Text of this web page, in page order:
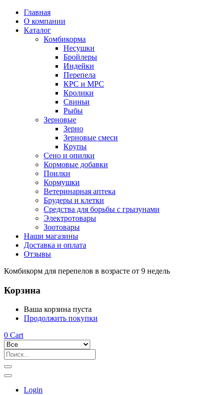
Главная
О компании
Каталог
Комбикорма
Несушки
Бройлеры
Индейки
Перепела
КРС и МРС
Кролики
Свиньи
Рыбы
Зерновые
Зерно
Зерновые смеси
Крупы
Сено и опилки
Кормовые добавки
Поилки
Кормушки
Ветеринарная аптека
Брудеры и клетки
Средства для борьбы с грызунами
Электротовары
Зоотовары
Наши магазины
Доставка и оплата
Отзывы
Комбикорм для перепелов в возрасте от 9 недель
Корзина
Ваша корзина пуста
Продолжить покупки
0 Cart
Login